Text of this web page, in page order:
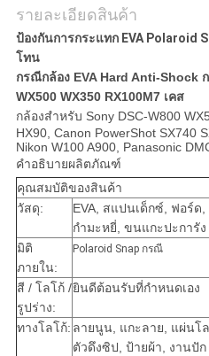
รายละเอียดสินค้า
ป้องกันการกระแทก EVA Polaroid
โทน
กรณีกล้อง EVA Hard Anti-Shock
WX500 WX350 RX100M7 เคส
กล้องสำหรับ Sony DSC-W800
HX90, Canon PowerShot SX740
Nikon W100 A900, Panasonic
คำอธิบายผลิตภัณฑ์
คุณสมบัติของสินค้า
วัสดุ:
EVA, สแปนเด็กซ์, ฟอร์ด
กำมะหยี่, ขนแกะปะการัง
มิติ
ภายใน:
Polaroid Snap กรณี
สี / โลโก้ /
รูปร่าง:
ยินดีต้อนรับที่กำหนดเอง
ทางโลโก้: ลายนูน, แกะลาย, แผ่นโ
ตัวดึงซิป, ป้ายผ้า, งานปัก